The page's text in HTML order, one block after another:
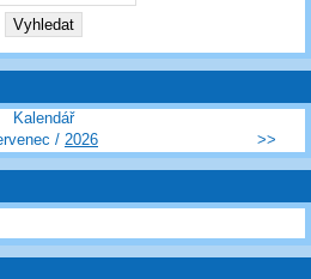
Kalendář
/ 2026 >>